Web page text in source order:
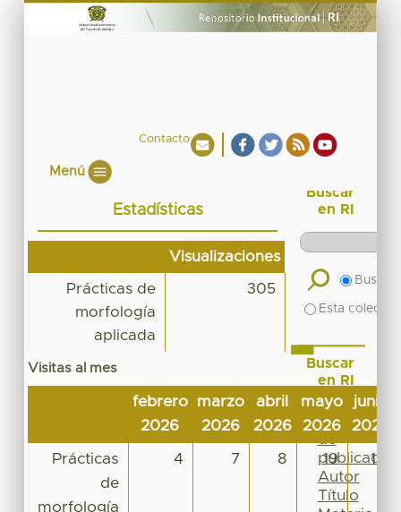
Contacto
Menú
Estadísticas
Visualizaciones
Prácticas de
morfología
aplicada
305
Visitas al mes
febrero
2026
marzo
2026
abril
2026
mayo
2026
junio
2026
Prácticas
de
morfología
4 7 8 19 16
Buscar
en RI
Buscar
Esta
Buscar
en RI
Por
Fecha
de
publicación
Autor
Título